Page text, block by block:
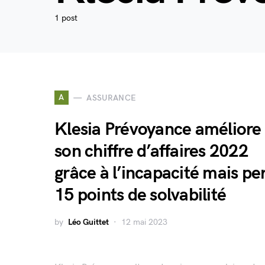
1 post
A ASSURANCE
Klesia Prévoyance améliore
son chiffre d’affaires 2022
grâce à l’incapacité mais
15 points de solvabilité
by Léo Guittet 12 mai 2023